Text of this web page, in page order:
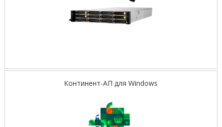
Континент-АП для Windows